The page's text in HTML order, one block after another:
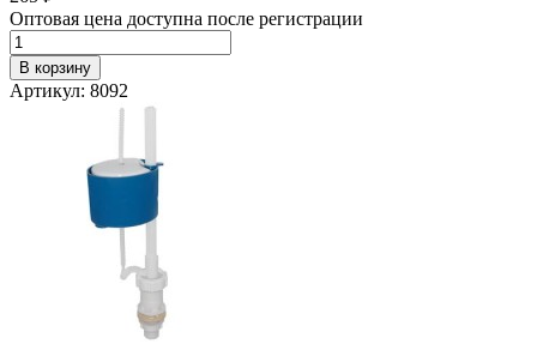
Оптовая цена доступна после регистрации
В корзину
Артикул: 8092